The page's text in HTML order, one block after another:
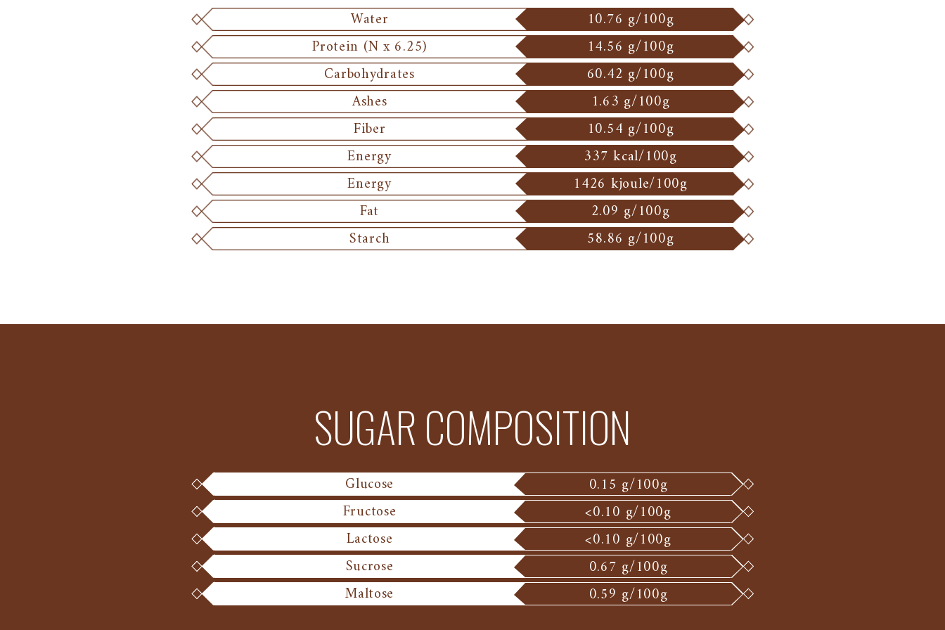
Water
10.76 g/100g
Protein (N x 6.25)
14.56 g/100g
Carbohydrates
60.42 g/100g
Ashes
1.63 g/100g
Fiber
10.54 g/100g
Energy
337 kcal/100g
Energy
1426 kjoule/100g
Fat
2.09 g/100g
Starch
58.86 g/100g
SUGAR COMPOSITION
Glucose
0.15 g/100g
Fructose
<0.10 g/100g
Lactose
<0.10 g/100g
Sucrose
0.67 g/100g
Maltose
0.59 g/100g